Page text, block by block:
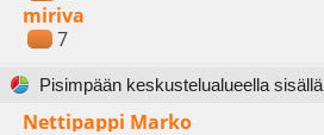
miriva
7
Pisimpään keskustelualueella sisällä
Nettipappi Marko